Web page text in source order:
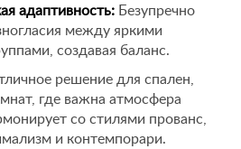
адаптивность: Безупречно
между яркими
создавая баланс.
решение для спален,
где важна атмосфера
со стилями прованс,
и контемпорари.